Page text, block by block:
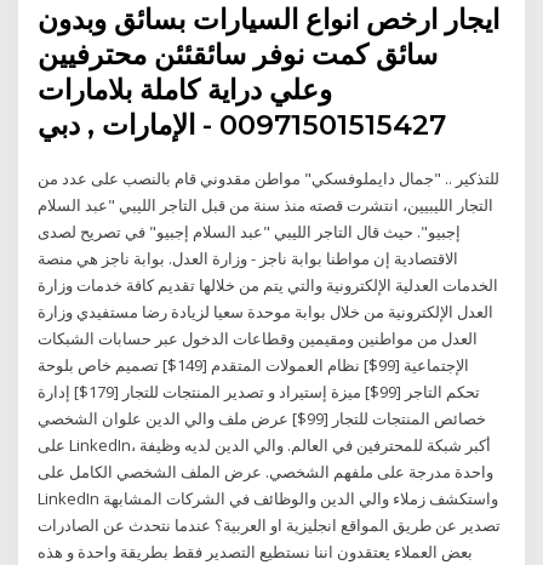
ايجار ارخص انواع السيارات بسائق وبدون
سائق كمت نوفر سائقئئن محترفيين
وعلي دراية كاملة بلامارات
00971501515427 - الإمارات , دبي
للتذكير .. "جمال دايملوفسكي" مواطن مقدوني قام بالنصب على عدد من
التجار الليبيين، انتشرت قصته منذ سنة من قبل التاجر الليبي "عبد السلام
إجبيو". حيث قال التاجر الليبي "عبد السلام إجبيو" في تصريح لصدى
الاقتصادية إن مواطنا بوابة ناجز - وزارة العدل. بوابة ناجز هي منصة
الخدمات العدلية الإلكترونية والتي يتم من خلالها تقديم كافة خدمات وزارة
العدل الإلكترونية من خلال بوابة موحدة سعيا لزيادة رضا مستفيدي وزارة
العدل من مواطنين ومقيمين وقطاعات الدخول عبر حسابات الشبكات
الإجتماعية [99$] نظام العمولات المتقدم [149$] تصميم خاص بلوحة
تحكم التاجر [99$] ميزة إستيراد و تصدير المنتجات للتجار [179$] إدارة
خصائص المنتجات للتجار [99$] عرض ملف والي الدين علوان الشخصي
على LinkedIn، أكبر شبكة للمحترفين في العالم. والي الدين لديه وظيفة
واحدة مدرجة على ملفهم الشخصي. عرض الملف الشخصي الكامل على
LinkedIn واستكشف زملاء والي الدين والوظائف في الشركات المشابهة
تصدير عن طریق المواقع انجلیزیة او العربية؟ عندما نتحدث عن الصادرات
بعض العملاء يعتقدون اننا نستطيع التصدير فقط بطريقة واحدة و هذه